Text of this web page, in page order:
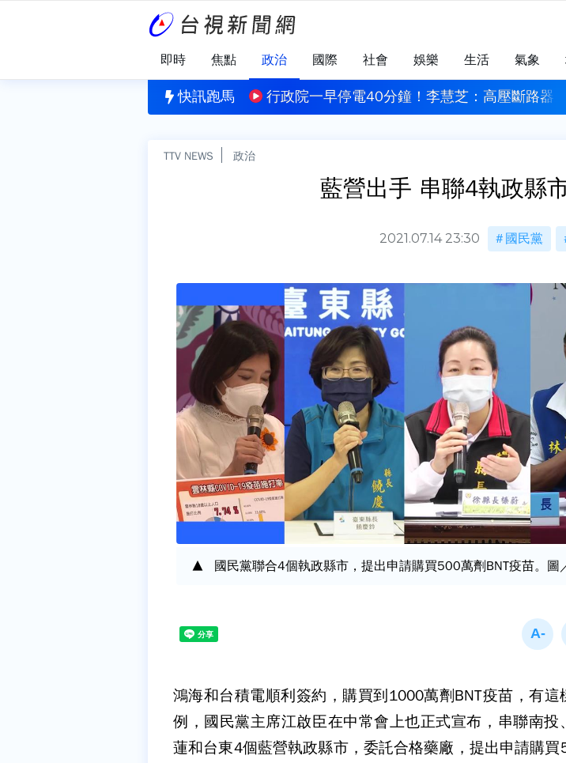
即時 焦點 政治 國際 社會 娛樂 生活 氣象
快訊跑馬
白海豚周末逼近「中部以北防豪雨」 1地區不排除發陸警行政院一早停電40分鐘！李慧芝：高壓斷路器
TTV NEWS 政治
藍營出手 串聯4執政縣
2021.07.14 23:30 國民黨
國民黨聯合4個執政縣市，提出申請購買500萬劑BNT疫苗。圖
鴻海和台積電順利簽約，購買到1000萬劑BNT疫苗，有這
例，國民黨主席江啟臣在中常會上也正式宣布，串聯南投
蓮和台東4個藍營執政縣市，委託合格藥廠，提出申請購買